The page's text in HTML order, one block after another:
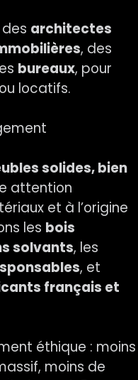
architectes
, des
bureaux, pour
locatifs.
solides, bien
attention
et à l’origine
les bois
solvants, les
, et
français et
éthique : moins
moins de